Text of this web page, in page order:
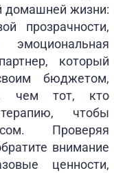
домашней жизни:
прозрачности,
который
бюджетом,
чем тот, кто
чтобы
Проверяя
внимание
ценности,